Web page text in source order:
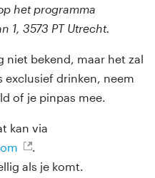
het programma
1, 3573 PT Utrecht.
niet bekend, maar het zal
drinken, neem
of je pinpas mee.
kan via
.
als je komt.